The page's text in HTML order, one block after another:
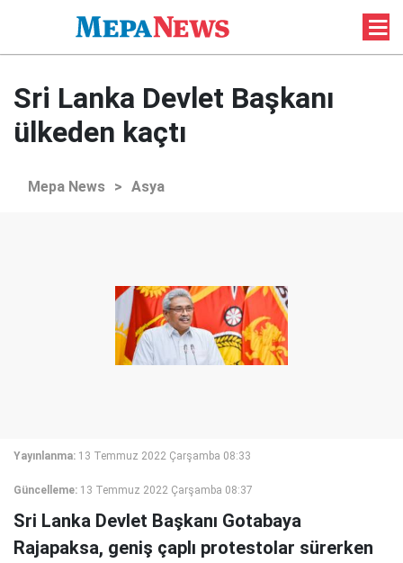
Sri Lanka Devlet Başkanı
ülkeden kaçtı
Mepa News > Asya
Yayınlanma: 13 Temmuz 2022 Çarşamba 08:33
Güncelleme: 13 Temmuz 2022 Çarşamba 08:37
Sri Lanka Devlet Başkanı Gotabaya
Rajapaksa, geniş çaplı protestolar sürerken